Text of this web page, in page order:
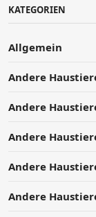
KATEGORIEN
Allgemein
Andere
Andere
Andere
Andere
Andere